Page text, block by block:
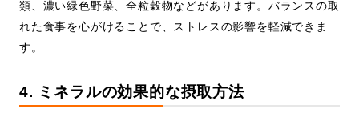
類、濃い緑色野菜、全粒穀物などがあります。バランスの取
れた食事を心がけることで、ストレスの影響を軽減できま
す。
4. ミネラルの効果的な摂取方法